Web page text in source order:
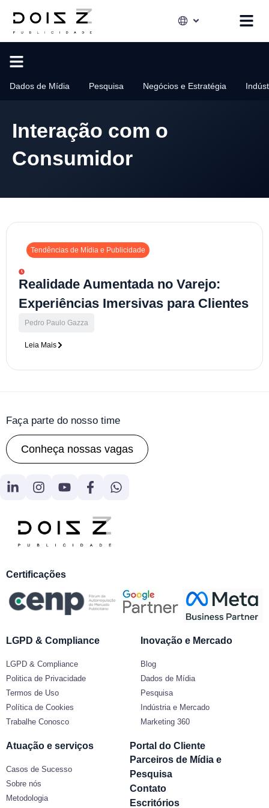
Dados de Mídia Pesquisa Negócios e Estratégia
Interação com o
Consumidor
Tendências de Mídia e Publicidade
Realidade Aumentada no Varejo:
Experiências Imersivas para Clientes
Pedro Paulo Gazza
Leia Mais
Faça parte do nosso time
Conheça nossas vagas
Certificações
LGPD & Compliance
LGPD & Compliance
Politica de Privacidade
Termos de Uso
Política de Cookies
Trabalhe Conosco
Inovação e Mercado
Blog
Dados de Mídia
Pesquisa
Indústria e Mercado
Marketing 360
Atuação e serviços
Casos de Sucesso
Sobre nós
Metodologia
Portal do Cliente
Parceiros de Mídia e
Pesquisa
Contato
Escritórios